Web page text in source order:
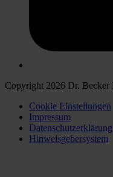
Copyright 2026 Dr.
Cookie Einstellungen
Impressum
Datenschutzerklärung
Hinweisgebersystem